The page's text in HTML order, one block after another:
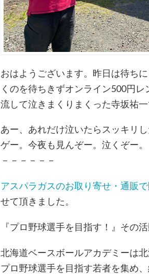
おはようございます。昨日は待ち
くのを待ちきずオンライン500円
流して泣きまくりまくった寺坂祐一
あー、あれだけ泣いたらスッキリ
ゲー。今夜も見んぞー。泣くぞー。
－－－－－－
アスパラガスのお取り寄せ・通販
せて頂きました。
『プロ野球選手を目指す！』その
北海道ベースボールアカデミーは
プロ野球選手を目指す若者を集め